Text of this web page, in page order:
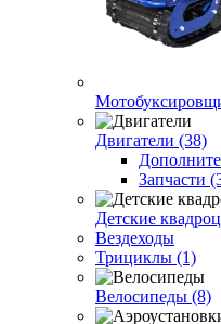
Двигатели (38)
Запчасти
Детские
Вездеходы
Трициклы (1)
Велосипеды (8)